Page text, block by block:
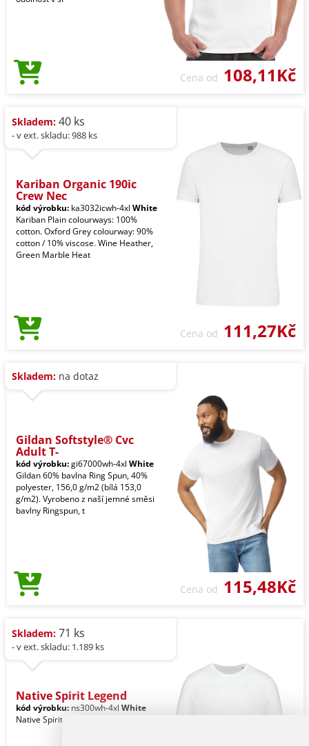
Cena od 108,11Kč
Skladem: 40 ks
- v ext. skladu: 988 ks
Kariban Organic 190ic
Crew Nec
kód výrobku: ka3032icwh-4xl White
Kariban Plain colourways: 100%
cotton. Oxford Grey colourway: 90%
cotton / 10% viscose. Wine Heather,
Green Marble Heat
Cena od 111,27Kč
Skladem: na dotaz
Gildan Softstyle® Cvc
Adult T-
kód výrobku:gi67000wh-4xl White
Gildan 60% bavlna Ring Spun, 40%
polyester, 156,0 g/m2 (bílá 153,0
g/m2). Vyrobeno z naší jemné směsi
bavlny Ringspun, t
Cena od 115,48Kč
Skladem: 71 ks
- v ext. skladu: 1.189 ks
Native Spirit Legend
kód výrobku: ns300wh-4xl White